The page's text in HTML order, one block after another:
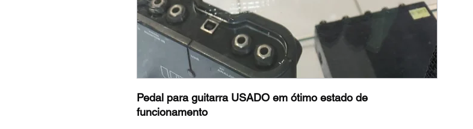
Pedal para guitarra USADO em ótimo estado de
funcionamento